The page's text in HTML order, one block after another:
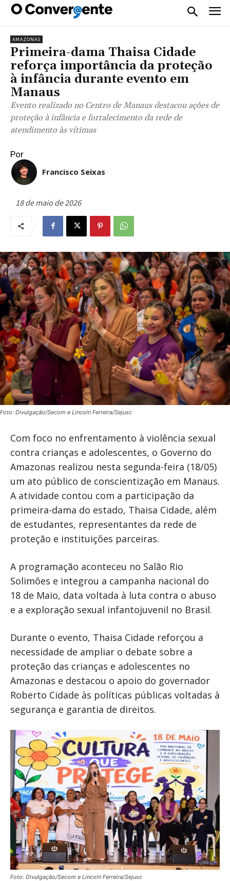
AMAZONAS
Primeira-dama Thaisa Cidade
reforça importância da proteção
à infância durante evento em
Manaus
Evento realizado no Centro de Manaus destacou ações de
proteção à infância e fortalecimento da rede de
atendimento às vítimas
Por
Francisco Seixas
18 de maio de 2026
Foto: Divulgação/Secom e Lincoln Ferreira/Sejusc
Com foco no enfrentamento à violência sexual
contra crianças e adolescentes, o Governo do
Amazonas realizou nesta segunda-feira (18/05)
um ato público de conscientização em Manaus.
A atividade contou com a participação da
primeira-dama do estado, Thaisa Cidade, além
de estudantes, representantes da rede de
proteção e instituições parceiras.
A programação aconteceu no Salão Rio
Solimões e integrou a campanha nacional do
18 de Maio, data voltada à luta contra o abuso
e a exploração sexual infantojuvenil no Brasil.
Durante o evento, Thaisa Cidade reforçou a
necessidade de ampliar o debate sobre a
proteção das crianças e adolescentes no
Amazonas e destacou o apoio do governador
Roberto Cidade às políticas públicas voltadas à
segurança e garantia de direitos.
Foto: Divulgação/Secom e Lincoln Ferreira/Sejusc